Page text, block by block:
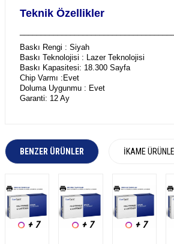
Teknik Özellikler
Baskı Rengi : Siyah
Baskı Teknolojisi : Lazer Teknolojisi
Baskı Kapasitesi: 18.300 Sayfa
Chip Varmı :Evet
Doluma Uygunmu : Evet
Garanti: 12 Ay
BENZER ÜRÜNLER İKAME
+ 7 + 7 + 7